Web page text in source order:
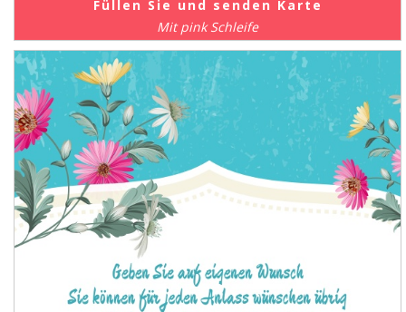
Füllen Sie und senden Karte
Mit pink Schleife